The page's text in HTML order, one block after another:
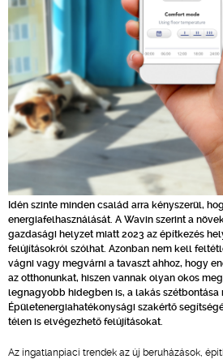
Idén szinte minden család arra kényszerül,
energiafelhasználását. A Wavin szerint a
gazdasági helyzet miatt 2023 az építkezés
felújításokról szólhat. Azonban nem kell
vágni vagy megvárni a tavaszt ahhoz, hogy
az otthonunkat, hiszen vannak olyan okos
legnagyobb hidegben is, a lakás
Épületenergiahatékonysági szakértő
télen is elvégezhető felújításokat.
Az ingatlanpiaci trendek az új beruházások,